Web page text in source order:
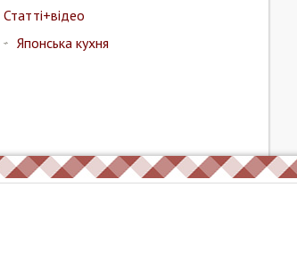
Статті+відео
Японська кухня